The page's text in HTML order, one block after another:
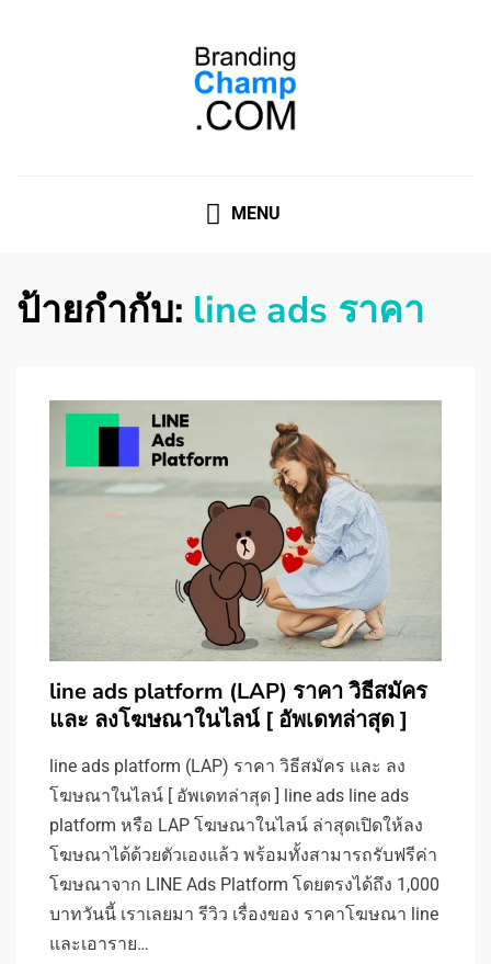
MENU
ป้ายกำกับ: line ads ราคา
line ads platform (LAP) ราคา วิธีสมัคร
และ ลงโฆษณาในไลน์ [ อัพเดทล่าสุด ]
line ads platform (LAP) ราคา วิธีสมัคร และ ลง
โฆษณาในไลน์ [ อัพเดทล่าสุด ] line ads line ads
platform หรือ LAP โฆษณาในไลน์ ล่าสุดเปิดให้ลง
โฆษณาได้ด้วยตัวเองแล้ว พร้อมทั้งสามารถรับฟรีค่า
โฆษณาจาก LINE Ads Platform โดยตรงได้ถึง 1,000
บาทวันนี้ เราเลยมา รีวิว เรื่องของ ราคาโฆษณา line
และเอาราย…